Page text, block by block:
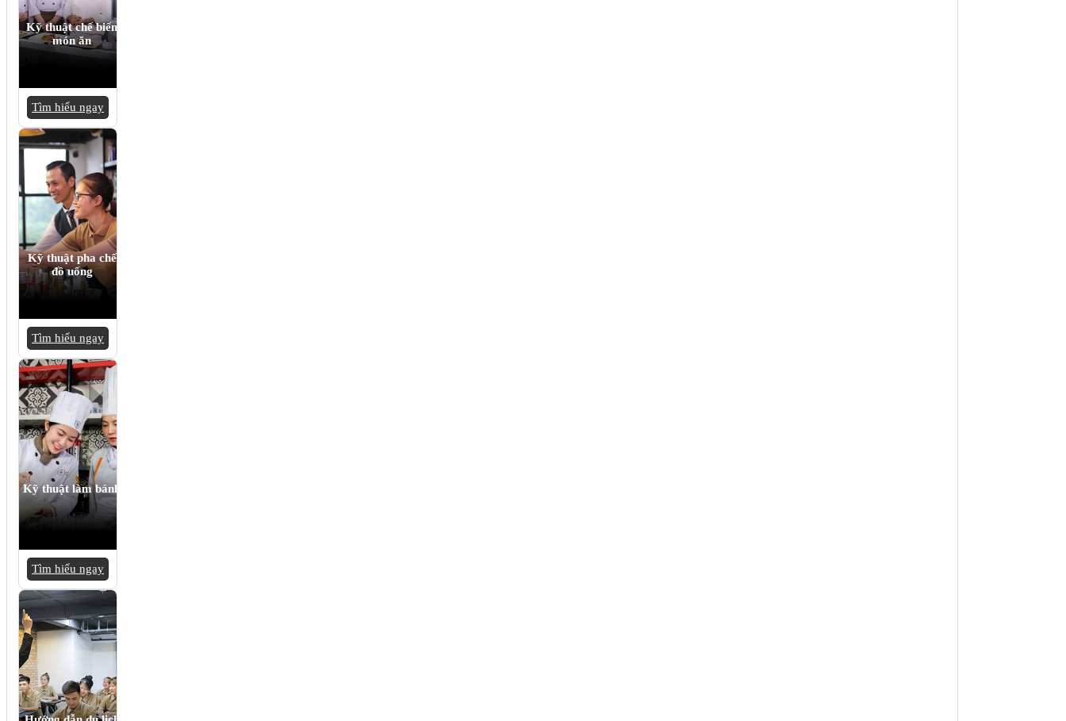
Kỹ thuật chế biến
món ăn
Tìm hiểu ngay
Kỹ thuật pha chế
đồ uống
Tìm hiểu ngay
Kỹ thuật làm bánh
Tìm hiểu ngay